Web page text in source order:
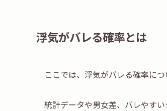
浮気がバレる確率とは
ここでは、浮気がバレる確率につ
統計データや男女差、バレやす